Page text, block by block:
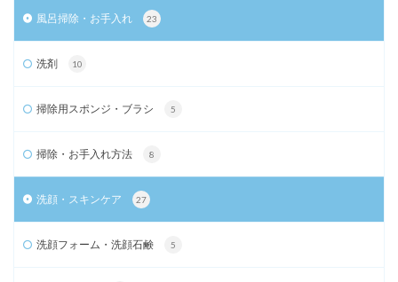
風呂掃除・お手入れ 23
洗剤 10
掃除用スポンジ・ブラシ 5
掃除・お手入れ方法 8
洗顔・スキンケア 27
洗顔フォーム・洗顔石鹸 5